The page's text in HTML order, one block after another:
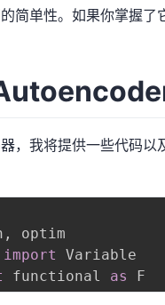
简单性。如果你掌握
我将提供一些代码以
,
import
functional as